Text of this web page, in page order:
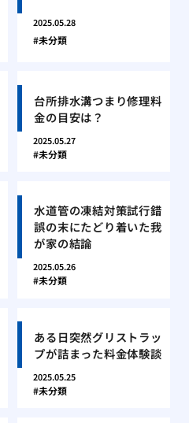
2025.05.28
未分類
台所排水溝つまり修理料
金の目安は？
2025.05.27
未分類
水道管の凍結対策試行錯
誤の末にたどり着いた我
が家の結論
2025.05.26
未分類
ある日突然グリストラッ
プが詰まった料金体験談
2025.05.25
未分類